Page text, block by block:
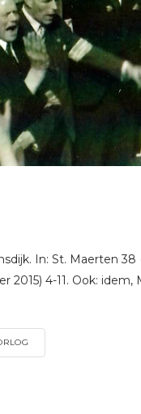
In: St. Maerten
4-11. Ook: